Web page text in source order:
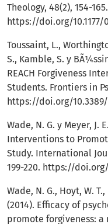
Theology, 48(2), 154-165.
https://doi.org/10.1177/
Toussaint, L.,
S., Kamble, S. y
REACH Forgiveness
Students. Frontiers in
https://doi.org/10.3389/
Wade, N. G. y Meyer, J.
Interventions to
Study. International
199-220. https://doi.org/
Wade, N. G., Hoyt, W.
(2014). Efficacy of
promote forgiveness: a